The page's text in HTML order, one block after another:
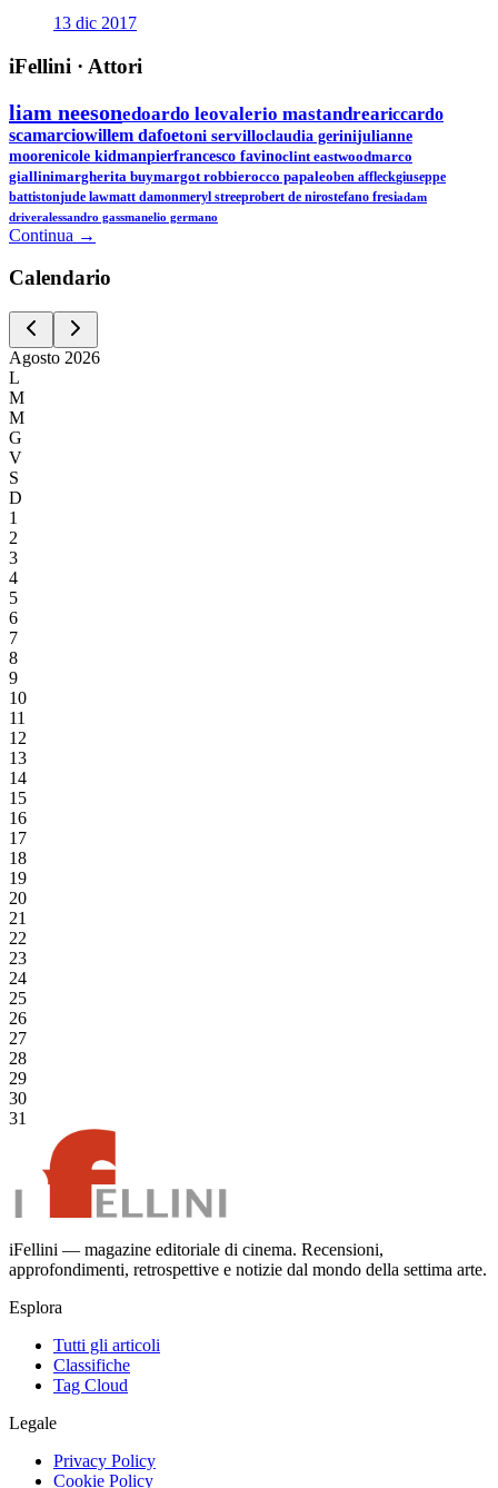
13 dic 2017
iFellini · Attori
liam neesonedoardo leovalerio mastandreariccardo
scamarciowillem dafoetoni servilloclaudia gerinijulianne
moorenicole kidmanpierfrancesco favinoclint eastwoodmarco
giallinimargherita buymargot robbierocco papaleoben affleckgiuseppe
battistonjude lawmatt damonmeryl streeprobert de nirostefano fresiadam
driveralessandro gassmanelio germano
Continua →
Calendario
Agosto 2026
L
M
M
G
V
S
D
1
2
3
4
5
6
7
8
9
10
11
12
13
14
15
16
17
18
19
20
21
22
23
24
25
26
27
28
29
30
31
iFellini — magazine editoriale di cinema. Recensioni,
approfondimenti, retrospettive e notizie dal mondo della settima arte.
Esplora
Tutti gli articoli
Classifiche
Tag Cloud
Legale
Privacy Policy
Cookie Policy